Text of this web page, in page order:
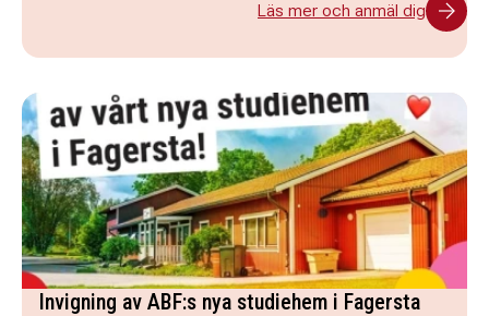
Läs mer och anmäl dig
Invigning av ABF:s nya studiehem i Fagersta